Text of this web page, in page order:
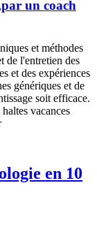
un coach
et méthodes
de l'entretien des
et des expériences
génériques et de
soit efficace.
en 10